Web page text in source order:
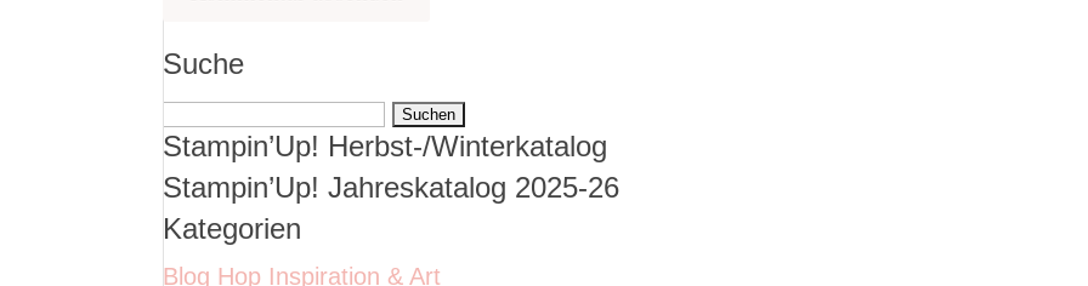
Suche
Suchen
nach:
Stampin’Up! Herbst-/Winterkatalog
Stampin’Up! Jahreskatalog 2025-26
Kategorien
Blog Hop Inspiration & Art